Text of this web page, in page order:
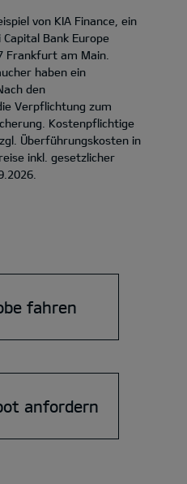
von KIA Finance, ein
Bank Europe
Frankfurt am Main.
haben ein
den
Verpflichtung zum
Kostenpflichtige
Überführungskosten in
inkl. gesetzlicher
fahren
anfordern